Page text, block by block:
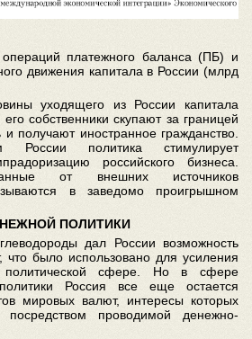
платежного баланса (ПБ) и
движения капитала в России (млрд
уходящего из России капитала
собственники скупают за границей
получают иностранное гражданство.
России политика стимулирует
российского бизнеса.
от внешних источников
в заведомо проигрышном
ПОЛИТИКИ
дал России возможность
что было использовано для усиления
политической сфере. Но в сфере
политики Россия все еще остается
мировых валют, интересы которых
посредством проводимой денежно-